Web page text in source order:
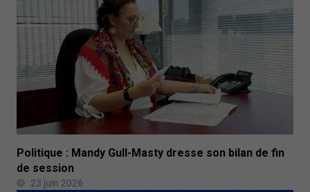
Politique : Mandy Gull-Masty dresse son bilan de fin
de session
23 juin 2026